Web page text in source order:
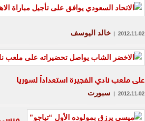
2012.11.02
| خالد اليوسف
على ملعب نادي الفجيرة استعداداً لسوريا
2012.11.02
| سبورت